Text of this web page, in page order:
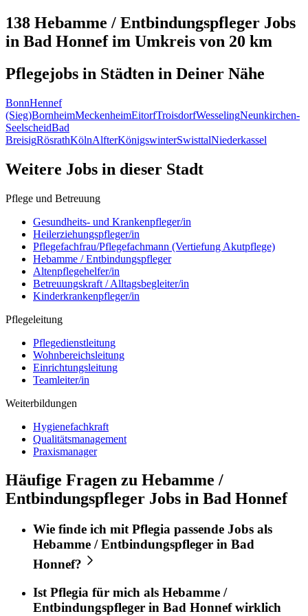
138 Hebamme / Entbindungspfleger Jobs
in Bad Honnefim Umkreis von 20 km
Pflegejobs in Städten in Deiner Nähe
BonnHennef
(Sieg)BornheimMeckenheimEitorfTroisdorfWesselingNeunkirchen-
SeelscheidBad
BreisigRösrathKölnAlfterKönigswinterSwisttalNiederkassel
Weitere Jobs in dieser Stadt
Pflege und Betreuung
Gesundheits- und Krankenpfleger/in
Heilerziehungspfleger/in
Pflegefachfrau/Pflegefachmann (Vertiefung Akutpflege)
Hebamme / Entbindungspfleger
Altenpflegehelfer/in
Betreuungskraft / Alltagsbegleiter/in
Kinderkrankenpfleger/in
Pflegeleitung
Pflegedienstleitung
Wohnbereichsleitung
Einrichtungsleitung
Teamleiter/in
Weiterbildungen
Hygienefachkraft
Qualitätsmanagement
Praxismanager
Häufige Fragen zu Hebamme /
Entbindungspfleger Jobs in Bad Honnef
Wie finde ich mitPflegia passende Jobs als
Hebamme / Entbindungspfleger in Bad
Honnef?
Ist Pflegia für mich als Hebamme /
Entbindungspfleger in Bad Honnefwirklich